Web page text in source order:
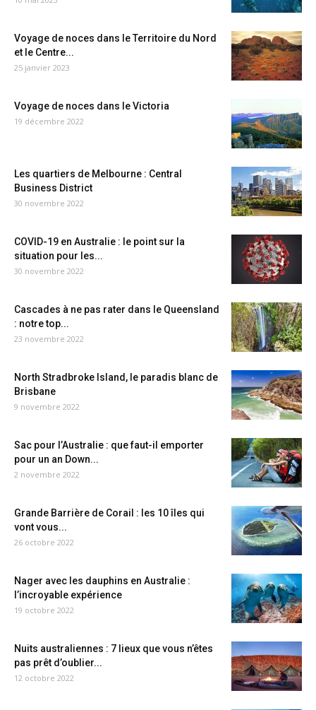
Voyage de noces dans le Territoire du Nord
et le Centre...
25 janvier 2023
Voyage de noces dans le Victoria
19 décembre 2022
Les quartiers de Melbourne : Central
Business District
30 novembre 2022
COVID-19 en Australie : le point sur la
situation pour les...
30 novembre 2022
Cascades à ne pas rater dans le Queensland
: notre top...
23 novembre 2022
North Stradbroke Island, le paradis blanc de
Brisbane
9 novembre 2022
Sac pour l’Australie : que faut-il emporter
pour un an Down...
2 novembre 2022
Grande Barrière de Corail : les 10 îles qui
vont vous...
26 octobre 2022
Nager avec les dauphins en Australie :
l’incroyable expérience
19 octobre 2022
Nuits australiennes : 7 lieux que vous n’êtes
pas prêt d’oublier...
12 octobre 2022